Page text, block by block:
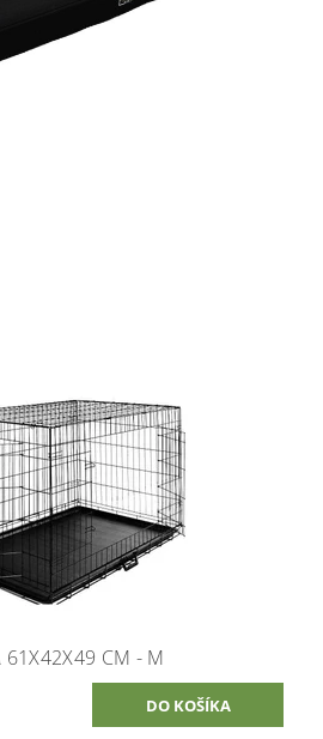
61X42X49 CM - M